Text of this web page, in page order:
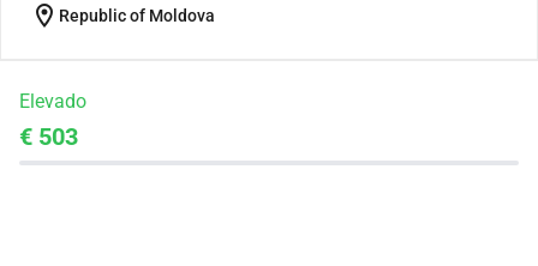
location_on Republic of Moldova
Elevado
€ 503